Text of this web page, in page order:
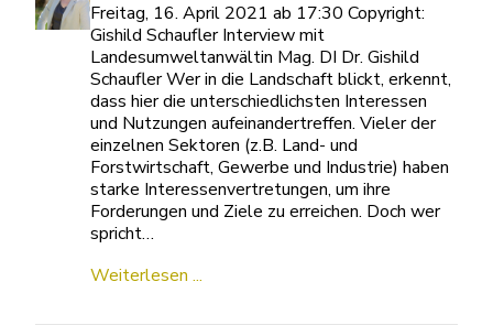
Freitag, 16. April 2021 ab 17:30 Copyright:
Gishild Schaufler Interview mit
Landesumweltanwältin Mag. DI Dr. Gishild
Schaufler Wer in die Landschaft blickt, erkennt,
dass hier die unterschiedlichsten Interessen
und Nutzungen aufeinandertreffen. Vieler der
einzelnen Sektoren (z.B. Land- und
Forstwirtschaft, Gewerbe und Industrie) haben
starke Interessenvertretungen, um ihre
Forderungen und Ziele zu erreichen. Doch wer
spricht…
Weiterlesen ...